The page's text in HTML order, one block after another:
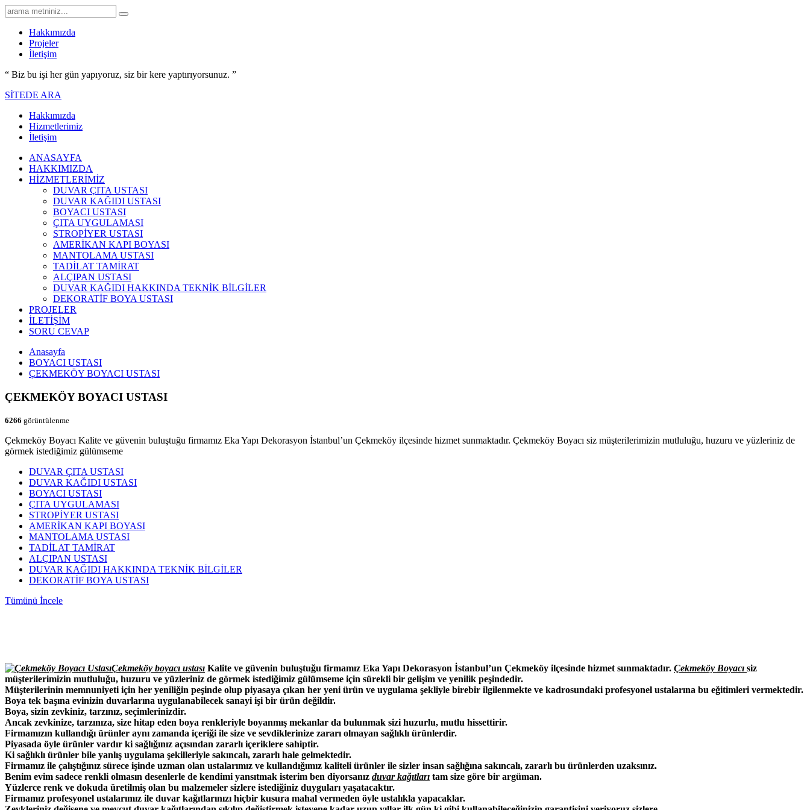
Hakkımızda
Projeler
İletişim
“ Biz bu işi her gün yapıyoruz, siz bir kere yaptırıyorsunuz. ”
SİTEDE ARA
Hakkımızda
Hizmetlerimiz
İletişim
ANASAYFA
HAKKIMIZDA
HİZMETLERİMİZ
DUVAR ÇITA USTASI
DUVAR KAĞIDI USTASI
BOYACI USTASI
ÇITA UYGULAMASI
STROPİYER USTASI
AMERİKAN KAPI BOYASI
MANTOLAMA USTASI
TADİLAT TAMİRAT
ALÇIPAN USTASI
DUVAR KAĞIDI HAKKINDA TEKNİK BİLGİLER
DEKORATİF BOYA USTASI
PROJELER
İLETİŞİM
SORU CEVAP
Anasayfa
BOYACI USTASI
ÇEKMEKÖY BOYACI USTASI
ÇEKMEKÖY BOYACI USTASI
6266 görüntülenme
Çekmeköy Boyacı Kalite ve güvenin buluştuğu firmamız Eka Yapı Dekorasyon İstanbul’un Çekmeköy ilçesinde hizmet sunmaktadır. Çekmeköy Boyacı siz müşterilerimizin mutluluğu, huzuru ve yüzleriniz de
görmek istediğimiz gülümseme
DUVAR ÇITA USTASI
DUVAR KAĞIDI USTASI
BOYACI USTASI
ÇITA UYGULAMASI
STROPİYER USTASI
AMERİKAN KAPI BOYASI
MANTOLAMA USTASI
TADİLAT TAMİRAT
ALÇIPAN USTASI
DUVAR KAĞIDI HAKKINDA TEKNİK BİLGİLER
DEKORATİF BOYA USTASI
Tümünü İncele
Çekmeköy boyacı ustası Kalite ve güvenin buluştuğu firmamız Eka Yapı Dekorasyon İstanbul’un Çekmeköy ilçesinde hizmet sunmaktadır. Çekmeköy Boyacı siz
müşterilerimizin mutluluğu, huzuru ve yüzleriniz de görmek istediğimiz gülümseme için sürekli bir gelişim ve yenilik peşindedir.
Müşterilerinin memnuniyeti için her yeniliğin peşinde olup piyasaya çıkan her yeni ürün ve uygulama şekliyle birebir ilgilenmekte ve kadrosundaki profesyonel ustalarına bu eğitimleri vermektedir.
Boya tek başına evinizin duvarlarına uygulanabilecek sanayi işi bir ürün değildir.
Boya, sizin zevkiniz, tarzınız, seçimlerinizdir.
Ancak zevkinize, tarzınıza, size hitap eden boya renkleriyle boyanmış mekanlar da bulunmak sizi huzurlu, mutlu hissettirir.
Firmamızın kullandığı ürünler aynı zamanda içeriği ile size ve sevdiklerinize zararı olmayan sağlıklı ürünlerdir.
Piyasada öyle ürünler vardır ki sağlığınız açısından zararlı içeriklere sahiptir.
Ki sağlıklı ürünler bile yanlış uygulama şekilleriyle sakıncalı, zararlı hale gelmektedir.
Firmamız ile çalıştığınız sürece işinde uzman olan ustalarımız ve kullandığımız kaliteli ürünler ile sizler insan sağlığına sakıncalı, zararlı bu ürünlerden uzaksınız.
Benim evim sadece renkli olmasın desenlerle de kendimi yansıtmak isterim ben diyorsanız duvar kağıtları tam size göre bir argüman.
Yüzlerce renk ve dokuda üretilmiş olan bu malzemeler sizlere istediğiniz duyguları yaşatacaktır.
Firmamız profesyonel ustalarımız ile duvar kağıtlarınızı hiçbir kusura mahal vermeden öyle ustalıkla yapacaklar.